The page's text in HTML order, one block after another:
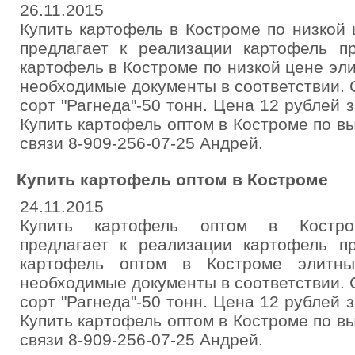
26.11.2015
Купить картофель в Костроме по низкой
предлагает к реализации картофель
картофель в Костроме по низкой цене
необходимые документы в
сорт "Рагнеда"-50 тонн. Цена 12 рублей
Купить картофель оптом в Костроме по
связи 8-909-256-07-25 Андрей.
Купить картофель оптом в Костроме
24.11.2015
Купить картофель оптом в
предлагает к реализации картофель
картофель оптом в Костроме
необходимые документы в
сорт "Рагнеда"-50 тонн. Цена 12 рублей
Купить картофель оптом в Костроме по
связи 8-909-256-07-25 Андрей.